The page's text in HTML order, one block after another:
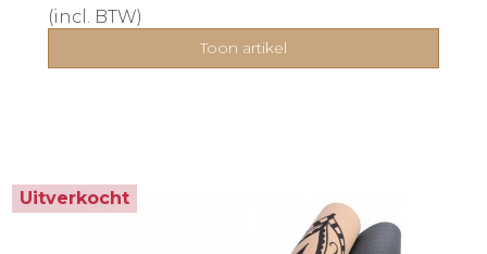
(incl. BTW)
Toon artikel
Uitverkocht